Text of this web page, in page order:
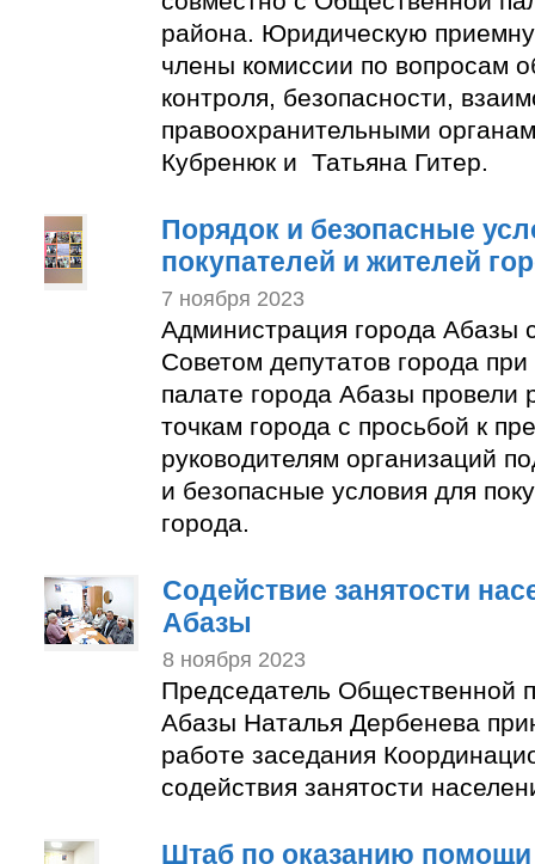
района. Юридическую
члены комиссии по вопросам
контроля, безопасности,
правоохранительными
Кубренюк и Татьяна Гитер.
Порядок и безопасные
покупателей и жителей
7 ноября 2023
Администрация города Абазы
Советом депутатов города
палате города Абазы провели
точкам города с просьбой к
руководителям организаций
и безопасные условия для
города.
Содействие занятости
Абазы
8 ноября 2023
Председатель Общественной
Абазы Наталья Дербенева
работе заседания
содействия занятости
Штаб по оказанию помощи